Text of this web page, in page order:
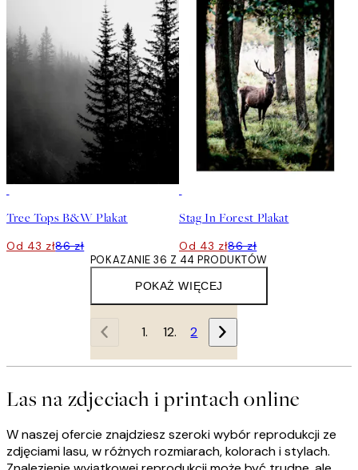
Tree Tops B&W Plakat
Od 43 zł86 zł
Stag In Forest Plakat
Od 43 zł86 zł
POKAŻ WIĘCEJ
POKAZANIE 36 Z 44 PRODUKTÓW
1 2
Las na zdjeciach i printach online
W naszej ofercie znajdziesz szeroki wybór reprodukcji ze
zdjęciami lasu, w różnych rozmiarach, kolorach i stylach.